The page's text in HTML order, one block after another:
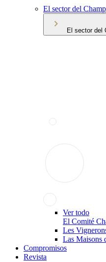
El sector del
El sector del
Ver todo
El Comité
Les
Las Maisons
Compromisos
Revista